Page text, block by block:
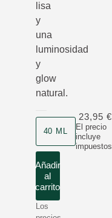
lisa
y
una
luminosidad
y
glow
natural.
40 ML
El precio
incluye
impuestos
23,95 €
Añadir
al
carrito
Los